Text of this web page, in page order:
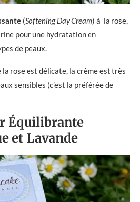
(Softening Day Cream) à la rose,
pour une hydratation en
de peaux.
la rose est délicate, la crème est très
sensibles (c’est la préférée de
Équilibrante
et Lavande